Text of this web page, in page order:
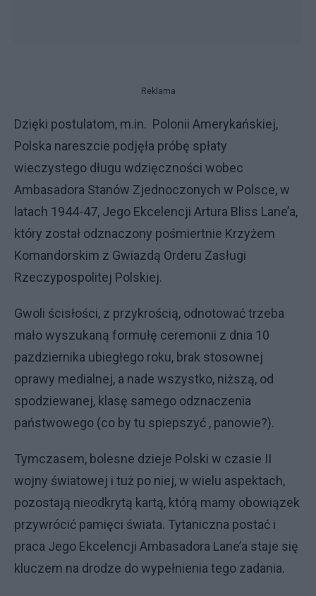
Reklama
Dzięki postulatom, m.in. Polonii Amerykańskiej,
Polska nareszcie podjęła próbę spłaty
wieczystego długu wdzięczności wobec
Ambasadora Stanów Zjednoczonych w Polsce, w
latach 1944-47, Jego Ekcelencji Artura Bliss Lane’a,
który został odznaczony pośmiertnie Krzyżem
Komandorskim z Gwiazdą Orderu Zasługi
Rzeczypospolitej Polskiej.
Gwoli ścisłości, z przykrością, odnotować trzeba
mało wyszukaną formułę ceremonii z dnia 10
pazdziernika ubiegłego roku, brak stosownej
oprawy medialnej, a nade wszystko, niższą, od
spodziewanej, klasę samego odznaczenia
państwowego (co by tu spiepszyć , panowie?).
Tymczasem, bolesne dzieje Polski w czasie II
wojny światowej i tuż po niej, w wielu aspektach,
pozostają nieodkrytą kartą, którą mamy obowiązek
przywrócić pamięci świata. Tytaniczna postać i
praca Jego Ekcelencji Ambasadora Lane’a staje się
kluczem na drodze do wypełnienia tego zadania.